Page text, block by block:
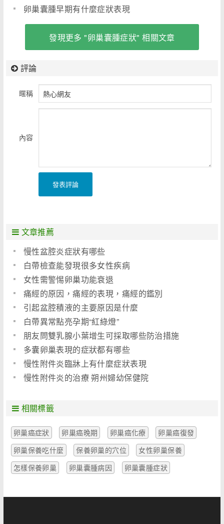
卵巢囊腫早期有什麼症狀表現
發現更多 "卵巢囊腫症狀" 相關文章
評論
暱稱
內容
發表評論
文章推薦
慢性盆腔炎症狀有哪些
白帶檢查能發現很多女性疾病
女性需警惕卵巢功能衰退
痛經的原因，痛經的表現，痛經的鑑別
引起盆腔積液的主要原因是什麼
白帶異常點亮孕期“紅綠燈”
朋友問雙乳腺小葉增生可採取哪些防治措施
多囊卵巢表現的症狀都有哪些
慢性附件炎臨牀上有什麼症狀表現
慢性附件炎的治療 朔州婦幼保健院
相關標籤
卵巢癌症狀 卵巢癌晚期 卵巢癌化療
卵巢癌復發
卵巢保養吃什麼
保養卵巢的穴位
女性卵巢保養
怎樣保養卵巢
卵巢囊腫病因 卵巢囊腫症狀